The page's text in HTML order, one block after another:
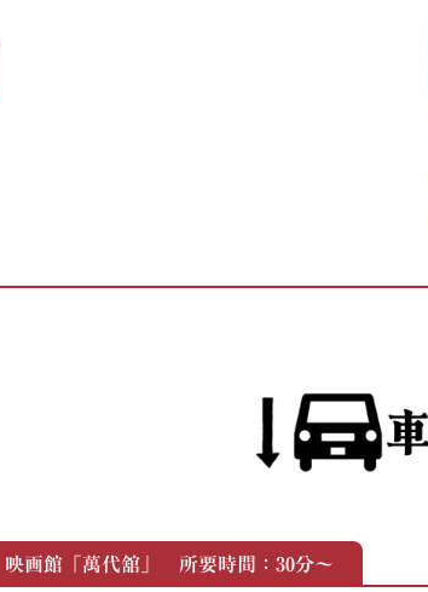
画館「萬代舘」 所要時間：30分～